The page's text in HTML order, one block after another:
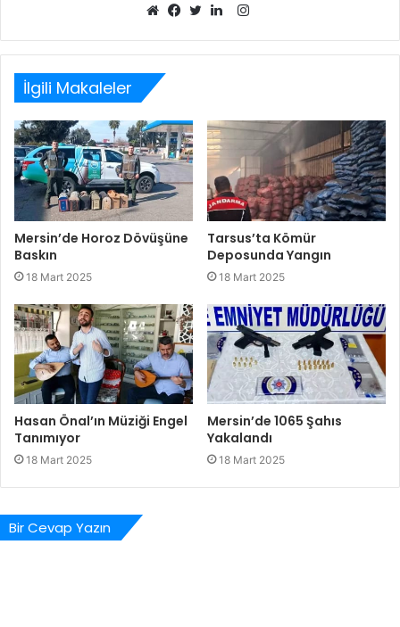
sitesi
Instagram
İlgili Makaleler
Mersin’de Horoz Dövüşüne
Baskın
18 Mart 2025
Tarsus’ta Kömür
Deposunda Yangın
18 Mart 2025
Hasan Önal’ın Müziği Engel
Tanımıyor
18 Mart 2025
Mersin’de 1065 Şahıs
Yakalandı
18 Mart 2025
Bir Cevap Yazın